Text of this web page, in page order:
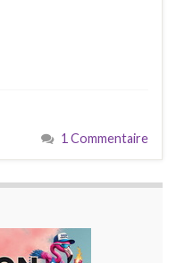
1 Commentaire